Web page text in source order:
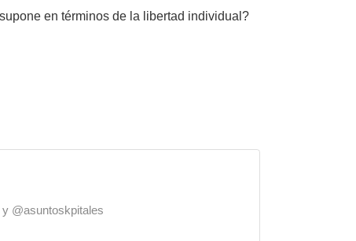
en términos de la libertad individual?
@asuntoskpitales